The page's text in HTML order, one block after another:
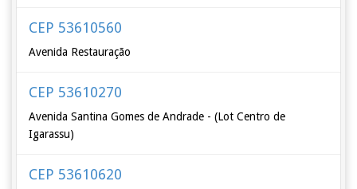
CEP 53610560
Avenida Restauração
CEP 53610270
Avenida Santina Gomes de Andrade - (Lot Centro de
Igarassu)
CEP 53610620